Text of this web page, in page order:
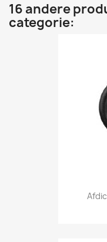
16 andere
categorie: